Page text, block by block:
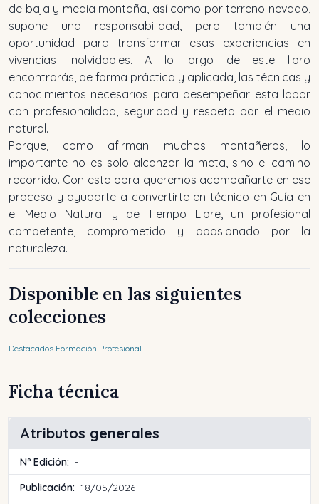
de baja y media montaña, así como por terreno nevado,
supone una responsabilidad, pero también una
oportunidad para transformar esas experiencias en
vivencias inolvidables. A lo largo de este libro
encontrarás, de forma práctica y aplicada, las técnicas y
conocimientos necesarios para desempeñar esta labor
con profesionalidad, seguridad y respeto por el medio
natural.
Porque, como afirman muchos montañeros, lo
importante no es solo alcanzar la meta, sino el camino
recorrido. Con esta obra queremos acompañarte en ese
proceso y ayudarte a convertirte en técnico en Guía en
el Medio Natural y de Tiempo Libre, un profesional
competente, comprometido y apasionado por la
naturaleza.
Disponible en las siguientes
colecciones
Destacados Formación Profesional
Ficha técnica
Atributos generales
Nº Edición: -
Publicación: 18/05/2026